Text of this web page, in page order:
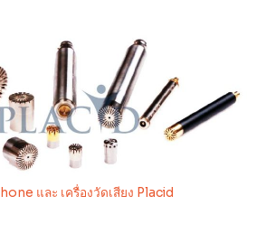
และ เครื่องวัดเสียง Placid